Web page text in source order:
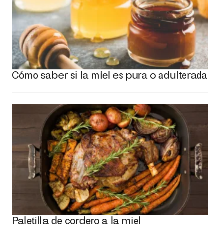
Cómo saber si la miel es pura o adulterada
Paletilla de cordero a la miel